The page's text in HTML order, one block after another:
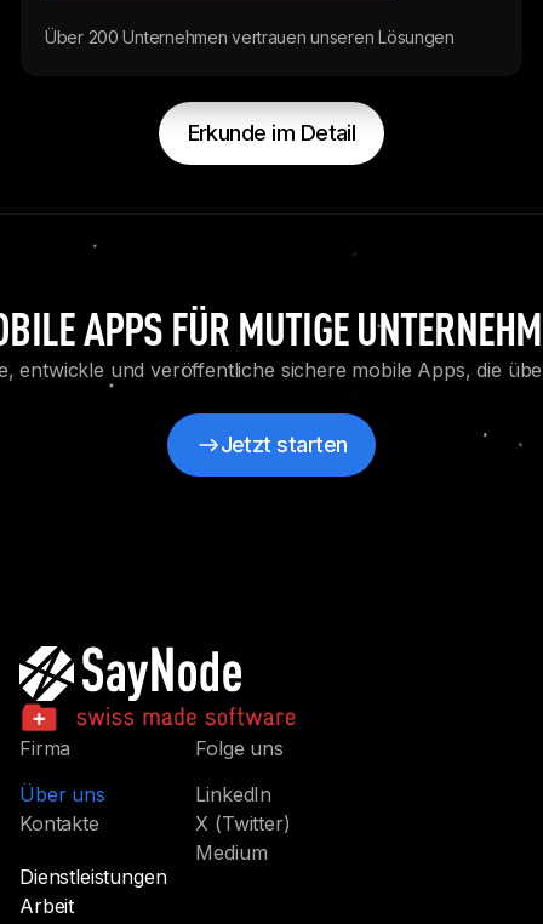
Über 200 Unternehmen vertrauen unseren Lösungen
Erkunde im Detail
Erkunde im Detail
APPS FÜR MUTIGE
entwickle und veröffentliche sichere mobile Apps, die
Jetzt starten
Jetzt starten
Firma
Über uns
Kontakte
Dienstleistungen
Arbeit
Folge uns
LinkedIn
X (Twitter)
Medium